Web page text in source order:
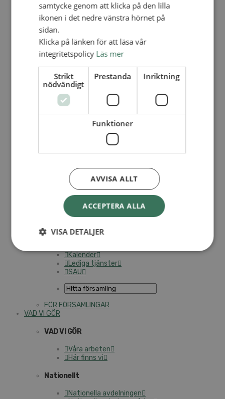
Lediga tjänster
FÖR FÖRSAMLINGAR
FÖRDJUPNING OCH UTVECKLING
Missionella initiativ
Smågrupper
Skapelse och miljö
Gudstjänst
Vänförsamling
Integrationsarbete
För barns bästa – överallt
Missionsinspiratörens verktygslåda
Redovisning och lönehantering
Kyrkoavgiften
LOGGA IN
Personalförsäkringar
SAMP – personalförbundet
Kalender
Lediga tjänster
SAU
FÖR FÖRSAMLINGAR
VAD VI GÖR
VAD VI GÖR
Våra arbeten
Här finns vi
Nationellt
Nationella avdelningen
samtycke genom att klicka på den lilla
ikonen i det nedre vänstra hörnet på
sidan.
Klicka på länken för att läsa vår
integritetspolicy Läs mer
Strikt
nödvändigt
Prestanda Inriktning
Funktioner
ACCEPTERA ALLA
AVVISA ALLT
VISA DETALJER